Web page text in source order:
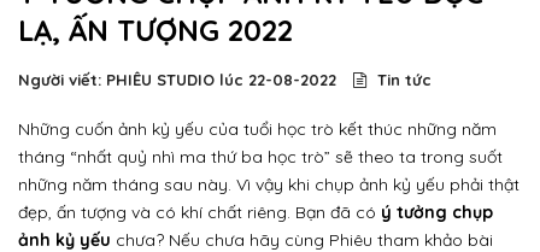
LẠ, ẤN TƯỢNG 2022
Người viết: PHIÊU STUDIO lúc 22-08-2022 Tin tức
Những cuốn ảnh kỷ yếu của tuổi học trò kết thúc những năm
tháng “nhất quỷ nhì ma thứ ba học trò” sẽ theo ta trong suốt
những năm tháng sau này. Vì vậy khi chụp ảnh kỷ yếu phải thật
đẹp, ấn tượng và có khí chất riêng. Bạn đã có ý tưởng chụp
ảnh kỷ yếu chưa? Nếu chưa hãy cùng Phiêu tham khảo bài